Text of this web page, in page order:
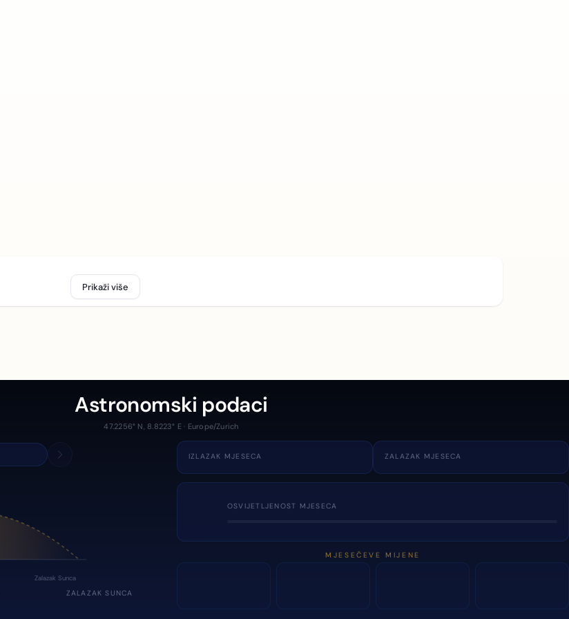
Prikaži više
Astronomski podaci
47.2256° N, 8.8223° E · Europe/Zurich
Zalazak Sunca
ZALAZAK SUNCA
IZLAZAK MJESECA ZALAZAK MJESECA
OSVIJETLJENOST MJESECA
MJESEČEVE MIJENE